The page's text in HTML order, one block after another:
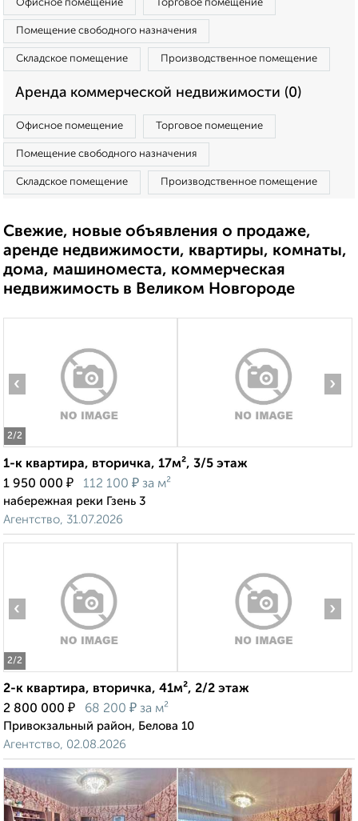
Офисное помещение Торговое помещение
Помещение свободного назначения
Складское помещение Производственное помещение
Аренда коммерческой недвижимости (0)
Офисное помещение Торговое помещение
Помещение свободного назначения
Складское помещение Производственное помещение
Свежие, новые объявления о продаже,
аренде недвижимости, квартиры, комнаты,
дома, машиноместа, коммерческая
недвижимость в Великом Новгороде
2/2
‹ ›
1-к квартира, вторичка, 17м², 3/5 этаж
1 950 000 ₽ 112 100 ₽ за м²
набережная реки Гзень 3
Агентство, 31.07.2026
2/2
‹ ›
2-к квартира, вторичка, 41м², 2/2 этаж
2 800 000 ₽ 68 200 ₽ за м²
Привокзальный район, Белова 10
Агентство, 02.08.2026